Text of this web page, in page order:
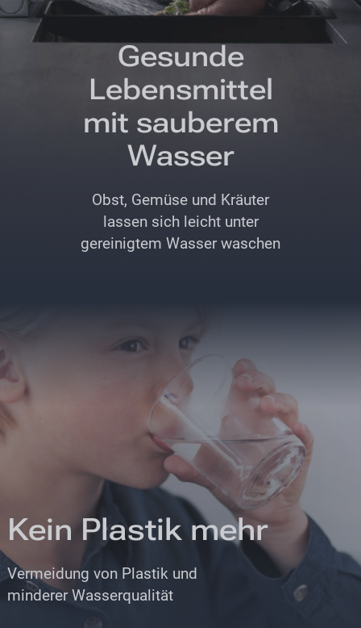
Gesunde
Lebensmittel
mit sauberem
Wasser
Obst, Gemüse und Kräuter
lassen sich leicht unter
gereinigtem Wasser waschen
Kein Plastik mehr
Vermeidung von Plastik und
minderer Wasserqualität